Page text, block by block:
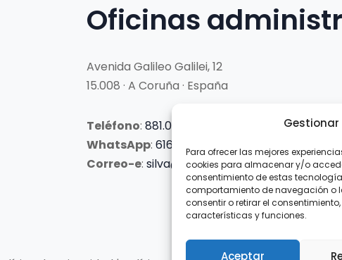
Para ofrecer las mejores
cookies para almacenar y/o
consentimiento de estas
comportamiento de navegación o
consentir o retirar el
características y funciones.
Aceptar
Oficinas
Avenida Galileo Galilei, 12
15.008 · A Coruña · España
Teléfono: 881.069.303
WhatsApp: 616.897.466
Correo-e: silva@clubsilva.com